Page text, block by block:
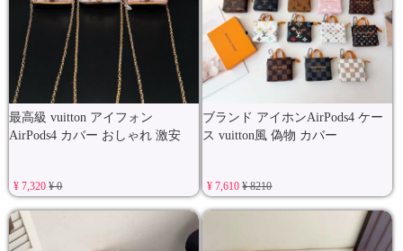
最高級 vuitton アイフォン
AirPods4 カバー おしゃれ 激安
¥ 7,320¥ 0
ブランド アイホンAirPods4 ケー
ス vuitton風 偽物 カバー
¥ 7,610¥ 8210